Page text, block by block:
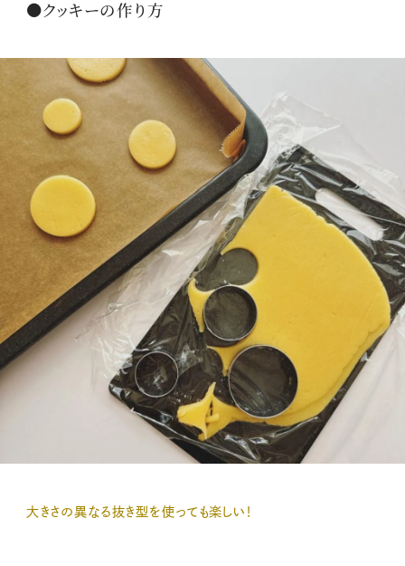
●クッキーの作り方
大きさの異なる抜き型を使っても楽しい！